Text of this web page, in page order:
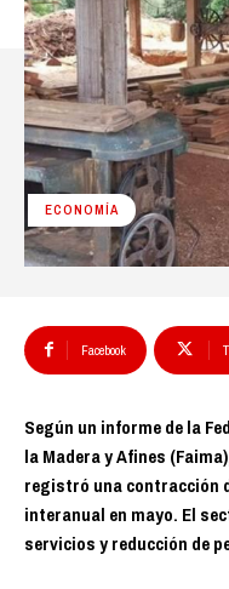
ECONOMÍA
Facebook
Según un informe de la
la Madera y Afines
registró una contracción
interanual en mayo. El
servicios y reducción de